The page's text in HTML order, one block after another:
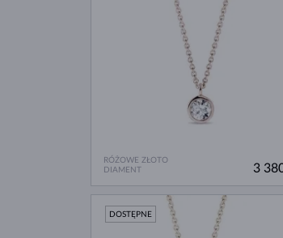
RÓŻOWE ZŁOTO
DIAMENT
3
DOSTĘPNE